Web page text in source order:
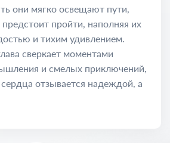
они мягко освещают пути,
пройти, наполняя их
и тихим удивлением.
сверкает моментами
и смелых приключений,
отзывается надеждой, а